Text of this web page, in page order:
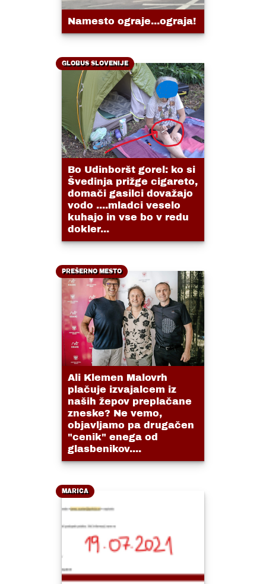
Namesto ograje...ograja!
GLOBUS SLOVENIJE
Bo Udinboršt gorel: ko si
Švedinja prižge cigareto,
domači gasilci dovažajo
vodo ....mladci veselo
kuhajo in vse bo v redu
dokler...
PREŠERNO MESTO
Ali Klemen Malovrh
plačuje izvajalcem iz
naših žepov preplačane
zneske? Ne vemo,
objavljamo pa drugačen
"cenik" enega od
glasbenikov....
MARICA